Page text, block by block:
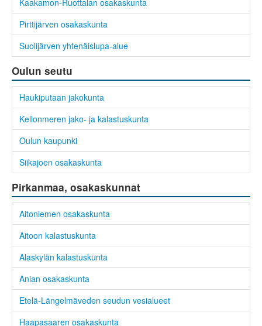
Kaakamon-Ruottalan osakaskunta
Pirttijärven osakaskunta
Suolijärven yhtenäislupa-alue
Oulun seutu
Haukiputaan jakokunta
Kellonmeren jako- ja kalastuskunta
Oulun kaupunki
Siikajoen osakaskunta
Pirkanmaa, osakaskunnat
Aitoniemen osakaskunta
Aitoon kalastuskunta
Alaskylän kalastuskunta
Anian osakaskunta
Etelä-Längelmäveden seudun vesialueet
Haapasaaren osakaskunta